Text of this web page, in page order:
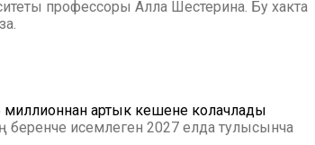
артык кешене колачлады
исемлеген 2027 елда тулысынча